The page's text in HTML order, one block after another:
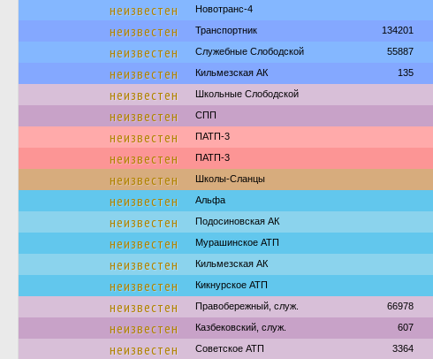
неизвестен Новотранс-4
неизвестен Транспортник 134201
неизвестен Служебные Слободской 55887
неизвестен Кильмезская АК 135
неизвестен Школьные Слободской
неизвестен СПП
неизвестен ПАТП-3
неизвестен ПАТП-3
неизвестен Школы-Сланцы
неизвестен Альфа
неизвестен Подосиновская АК
неизвестен Мурашинское АТП
неизвестен Кильмезская АК
неизвестен Кикнурское АТП
неизвестен Правобережный, служ. 66978
неизвестен Казбековский, служ. 607
неизвестен Советское АТП 3364